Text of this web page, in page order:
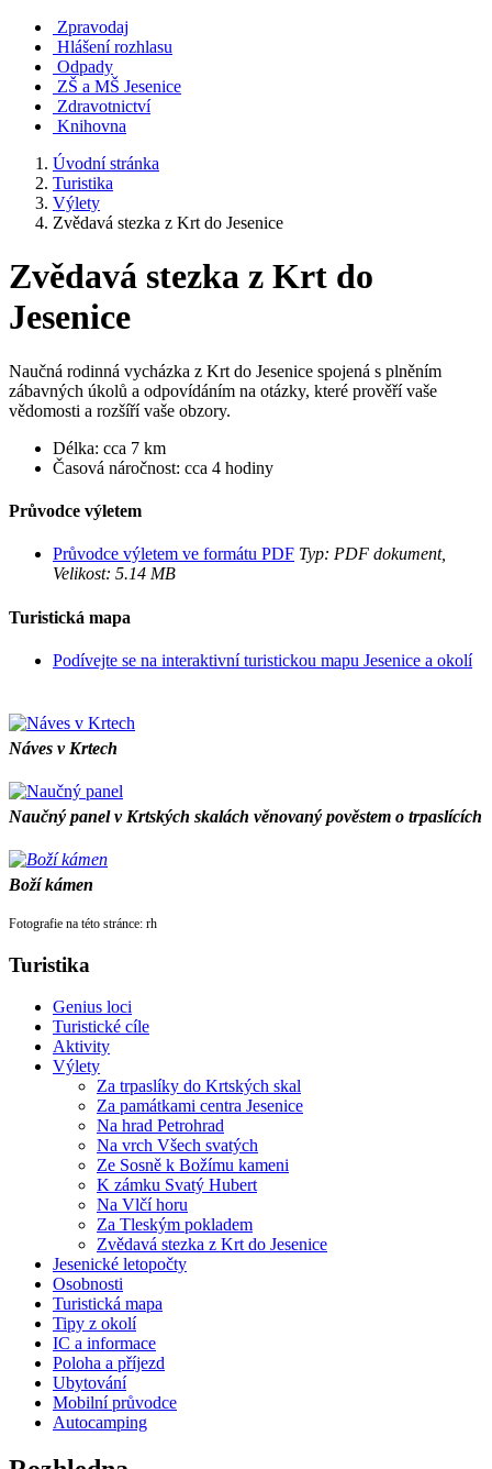
Zpravodaj
Hlášení rozhlasu
Odpady
ZŠ a MŠ Jesenice
Zdravotnictví
Knihovna
Úvodní stránka
Turistika
Výlety
Zvědavá stezka z Krt do Jesenice
Zvědavá stezka z Krt do
Jesenice
Naučná rodinná vycházka z Krt do Jesenice spojená s plněním
zábavných úkolů a odpovídáním na otázky, které prověří vaše
vědomosti a rozšíří vaše obzory.
Délka: cca 7 km
Časová náročnost: cca 4 hodiny
Průvodce výletem
Průvodce výletem ve formátu PDF Typ: PDF dokument,
Velikost: 5.14 MB
Turistická mapa
Podívejte se na interaktivní turistickou mapu Jesenice a okolí
Náves v Krtech
Naučný panel v Krtských skalách věnovaný pověstem o trpaslících
Boží kámen
Fotografie na této stránce: rh
Turistika
Genius loci
Turistické cíle
Aktivity
Výlety
Za trpaslíky do Krtských skal
Za památkami centra Jesenice
Na hrad Petrohrad
Na vrch Všech svatých
Ze Sosně k Božímu kameni
K zámku Svatý Hubert
Na Vlčí horu
Za Tleským pokladem
Zvědavá stezka z Krt do Jesenice
Jesenické letopočty
Osobnosti
Turistická mapa
Tipy z okolí
IC a informace
Poloha a příjezd
Ubytování
Mobilní průvodce
Autocamping